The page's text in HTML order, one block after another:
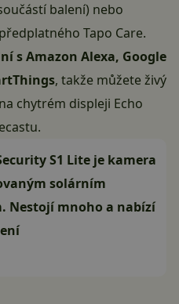
balení) nebo
Tapo Care.
s Amazon Alexa, Google
, takže můžete živý
chytrém displeji Echo
S1 Lite je kamera
solárním
Nestojí mnoho a nabízí